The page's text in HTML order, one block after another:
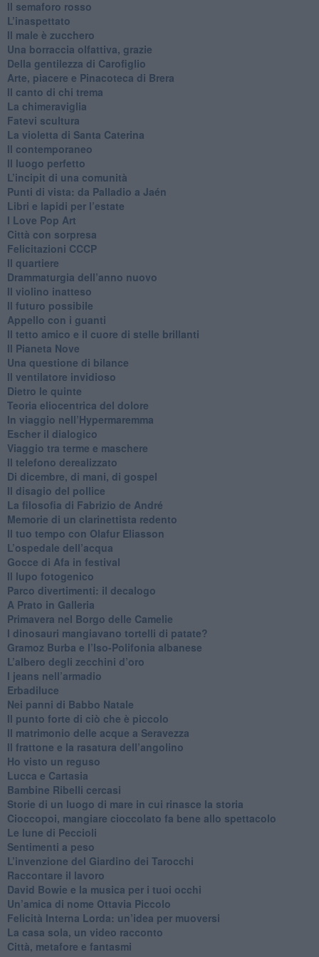
​Il semaforo rosso
​L’inaspettato
​Il male è zucchero
​Una borraccia olfattiva, grazie
​Della gentilezza di Carofiglio
Arte, piacere e Pinacoteca di Brera
​Il canto di chi trema
La chimeraviglia
​Fatevi scultura
​La violetta di Santa Caterina
​Il contemporaneo
​Il luogo perfetto
​L’incipit di una comunità
Punti di vista: da Palladio a Jaén
​Libri e lapidi per l’estate
​I Love Pop Art
Città con sorpresa
Felicitazioni CCCP
​Il quartiere
​Drammaturgia dell’anno nuovo
​Il violino inatteso
​Il futuro possibile
​Appello con i guanti
​Il tetto amico e il cuore di stelle brillanti
​Il Pianeta Nove
​Una questione di bilance
​Il ventilatore invidioso
​Dietro le quinte
​Teoria eliocentrica del dolore
In viaggio nell’Hypermaremma
​Escher il dialogico
​Viaggio tra terme e maschere
Il telefono derealizzato
​Di dicembre, di mani, di gospel
​Il disagio del pollice
​La filosofia di Fabrizio de André
Memorie di un clarinettista redento
​Il tuo tempo con Olafur Eliasson
​L’ospedale dell’acqua
​Gocce di Afa in festival
​Il lupo fotogenico
​Parco divertimenti: il decalogo
​A Prato in Galleria
​Primavera nel Borgo delle Camelie
I dinosauri mangiavano tortelli di patate?
​Gramoz Burba e l’Iso-Polifonia albanese
L’albero degli zecchini d’oro
​I jeans nell’armadio
Erbadiluce
Nei panni di Babbo Natale
​Il punto forte di ciò che è piccolo
​Il matrimonio delle acque a Seravezza
​Il frattone e la rasatura dell’angolino
​Ho visto un reguso
Lucca e Cartasia
Bambine Ribelli cercasi
Storie di un luogo di mare in cui rinasce la storia
Cioccopoi, mangiare cioccolato fa bene allo spettacolo
​Le lune di Peccioli
​Sentimenti a peso
​L’invenzione del Giardino dei Tarocchi
​Raccontare il lavoro
David Bowie e la musica per i tuoi occhi
Un’amica di nome Ottavia Piccolo
​Felicità Interna Lorda: un’idea per muoversi
​La casa sola, un video racconto
​Città, metafore e fantasmi